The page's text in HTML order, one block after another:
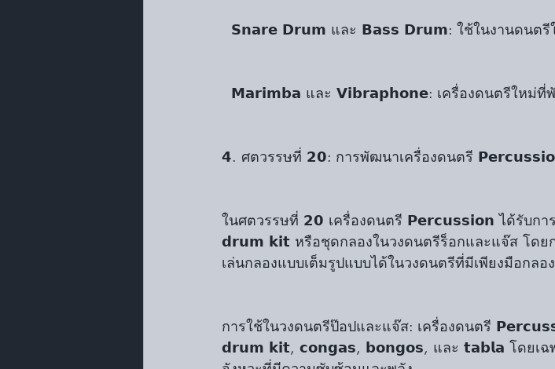
𝗦𝗻𝗮𝗿𝗲 𝗗𝗿𝘂𝗺 และ 𝗕𝗮𝘀𝘀 𝗗𝗿𝘂𝗺: ใช้ในงานดนตรีใ
𝗠𝗮𝗿𝗶𝗺𝗯𝗮 และ 𝗩𝗶𝗯𝗿𝗮𝗽𝗵𝗼𝗻𝗲: เครื่องดนตรีใหม่ที่
𝟰. ศตวรรษที่ 𝟮𝟬: การพัฒนาเครื่องดนตรี
ในศตวรรษที่ 𝟮𝟬 เครื่องดนตรี 𝗣𝗲𝗿𝗰𝘂𝘀𝘀𝗶𝗼𝗻 ได้รับกา
𝗱𝗿𝘂𝗺 𝗸𝗶𝘁 หรือชุดกลองในวงดนตรีร็อกและแจ๊ส โด
เล่นกลองแบบเต็มรูปแบบได้ในวงดนตรีที่มีเพียงมือกลอ
การใช้ในวงดนตรีป๊อปและแจ๊ส: เครื่องดนตรี
𝗱𝗿𝘂𝗺 𝗸𝗶𝘁, 𝗰𝗼𝗻𝗴𝗮𝘀, 𝗯𝗼𝗻𝗴𝗼𝘀, และ 𝘁𝗮𝗯𝗹𝗮 โดยเฉ